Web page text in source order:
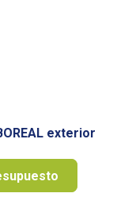
exterior